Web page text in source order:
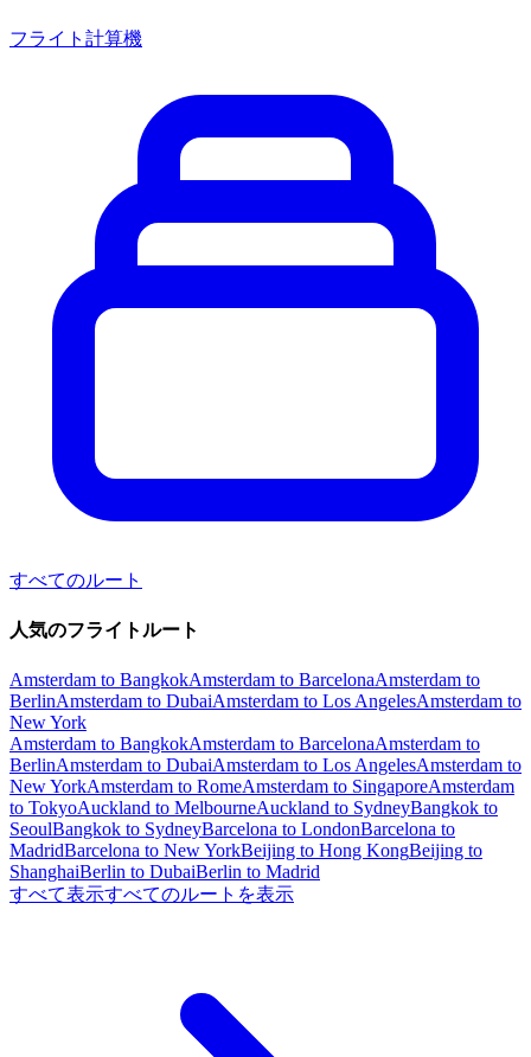
フライト計算機
すべてのルート
人気のフライトルート
Amsterdam to BangkokAmsterdam to BarcelonaAmsterdam to
BerlinAmsterdam to DubaiAmsterdam to Los AngelesAmsterdam to
New York
Amsterdam to BangkokAmsterdam to BarcelonaAmsterdam to
BerlinAmsterdam to DubaiAmsterdam to Los AngelesAmsterdam to
New YorkAmsterdam to RomeAmsterdam to SingaporeAmsterdam
to TokyoAuckland to MelbourneAuckland to SydneyBangkok to
SeoulBangkok to SydneyBarcelona to LondonBarcelona to
MadridBarcelona to New YorkBeijing to Hong KongBeijing to
ShanghaiBerlin to DubaiBerlin to Madrid
すべて表示すべてのルートを表示